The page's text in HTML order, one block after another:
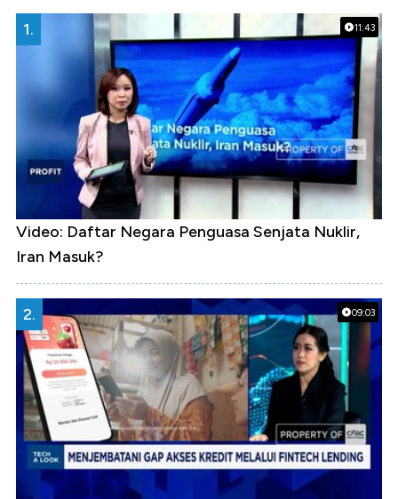
11:43
1.
Video: Daftar Negara Penguasa Senjata Nuklir,
Iran Masuk?
09:03
2.